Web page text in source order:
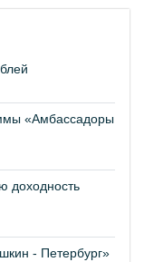
«Амбассадоры
доходность
- Петербург»